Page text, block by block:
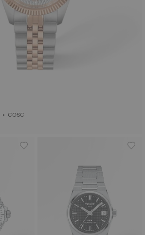
30 mm • Automatyczny • COSC